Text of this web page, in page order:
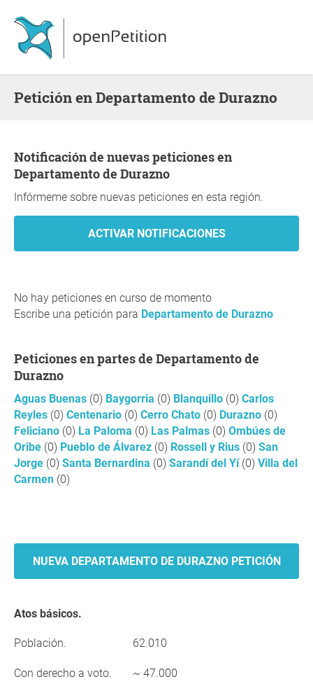
Petición en Departamento de Durazno
Notificación de nuevas peticiones en
Departamento de Durazno
Infórmeme sobre nuevas peticiones en esta región.
No hay peticiones en curso de momento
Escribe una petición para Departamento de Durazno
Peticiones en partes de Departamento de
Durazno
Aguas Buenas (0) Baygorria (0) Blanquillo (0) Carlos
Reyles (0) Centenario (0) Cerro Chato (0) Durazno (0)
Feliciano (0) La Paloma (0) Las Palmas (0) Ombúes de
Oribe (0) Pueblo de Álvarez (0) Rossell y Rius (0) San
Jorge (0) Santa Bernardina (0) Sarandí del Yí (0) Villa del
Carmen (0)
NUEVA DEPARTAMENTO DE DURAZNO PETICIÓN
Atos básicos.
Población. 62.010
Con derecho a voto. ~ 47.000